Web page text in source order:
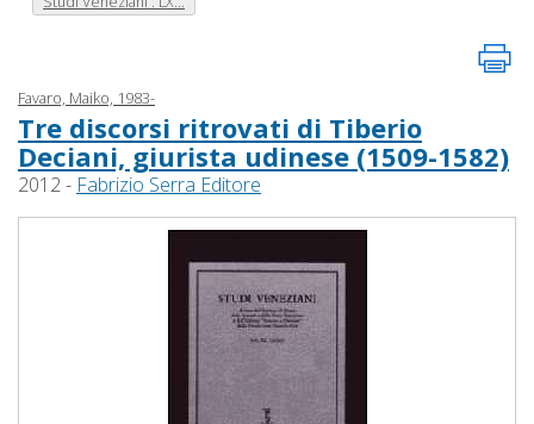
Favaro, Maiko, 1983-
Tre discorsi ritrovati di Tiberio
Deciani, giurista udinese (1509-1582)
2012 - Fabrizio Serra Editore